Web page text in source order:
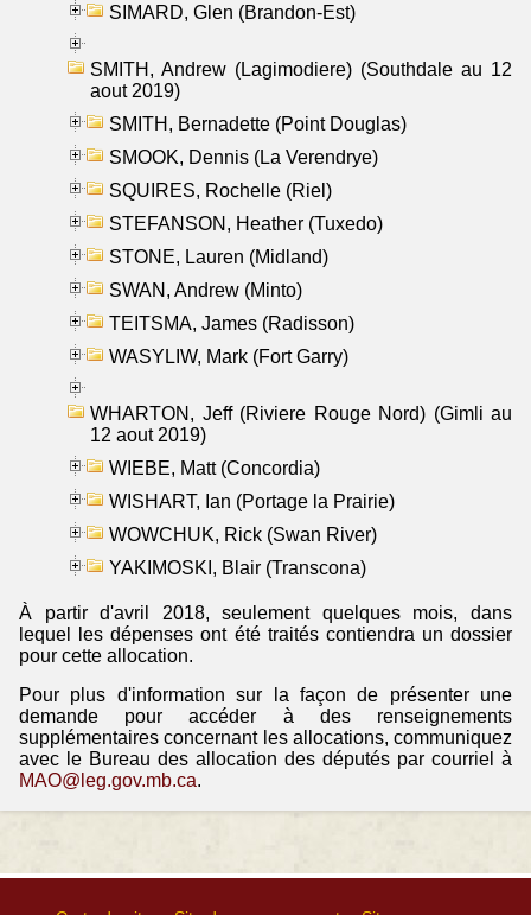
SIMARD, Glen (Brandon-Est)
SMITH, Andrew (Lagimodiere) (Southdale au 12
aout 2019)
SMITH, Bernadette (Point Douglas)
SMOOK, Dennis (La Verendrye)
SQUIRES, Rochelle (Riel)
STEFANSON, Heather (Tuxedo)
STONE, Lauren (Midland)
SWAN, Andrew (Minto)
TEITSMA, James (Radisson)
WASYLIW, Mark (Fort Garry)
WHARTON, Jeff (Riviere Rouge Nord) (Gimli au
12 aout 2019)
WIEBE, Matt (Concordia)
WISHART, Ian (Portage la Prairie)
WOWCHUK, Rick (Swan River)
YAKIMOSKI, Blair (Transcona)
À partir d'avril 2018, seulement quelques mois, dans
lequel les dépenses ont été traités contiendra un dossier
pour cette allocation.
Pour plus d'information sur la façon de présenter une
demande pour accéder à des renseignements
supplémentaires concernant les allocations, communiquez
avec le Bureau des allocation des députés par courriel à
MAO@leg.gov.mb.ca.